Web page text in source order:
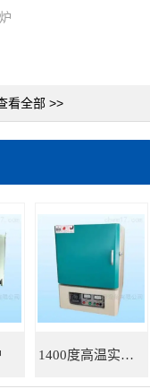
看全部 >>
1400度高温实验炉